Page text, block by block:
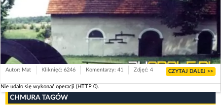
Autor: Mat Kliknięć: 6246 Komentarzy: 41 Zdjęć: 4 CZYTAJ DALEJ >>
Nie udało się wykonać operacji (HTTP 0).
CHMURA TAGÓW